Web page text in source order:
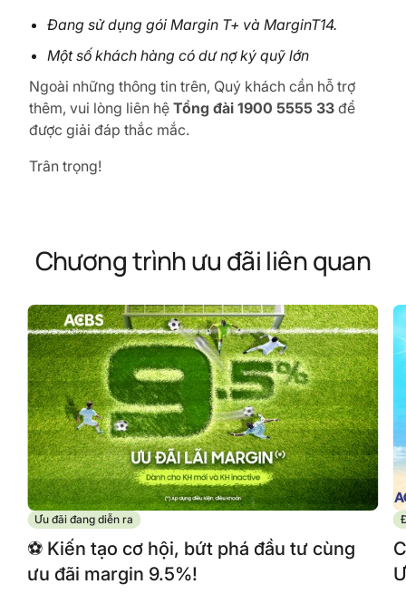
Đang sử dụng gói Margin T+ và MarginT14.
Một số khách hàng có dư nợ ký quỹ lớn
Ngoài những thông tin trên, Quý khách cần hỗ trợ
thêm, vui lòng liên hệ Tổng đài 1900 5555 33 để
được giải đáp thắc mắc.
Trân trọng!
Chương trình ưu đãi liên quan
Ưu đãi đang diễn ra
️⚽ Kiến tạo cơ hội, bứt phá đầu tư cùng
ưu đãi margin 9.5%!